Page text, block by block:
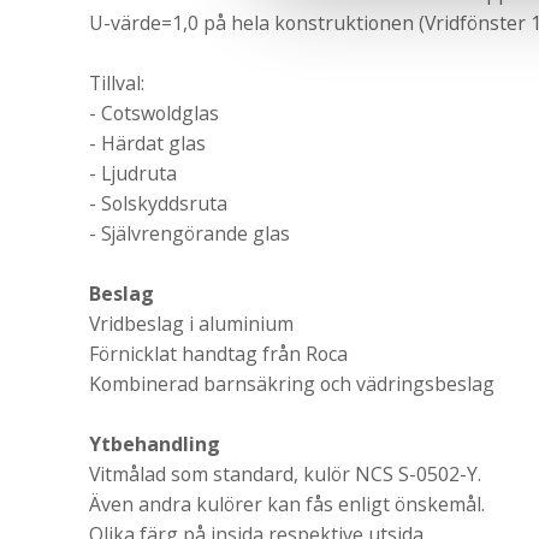
U-värde=1,0 på hela konstruktionen (Vridfönster
Tillval:
- Cotswoldglas
- Härdat glas
- Ljudruta
- Solskyddsruta
- Självrengörande glas
Beslag
Vridbeslag i aluminium
Förnicklat handtag från Roca
Kombinerad barnsäkring och vädringsbeslag
Ytbehandling
Vitmålad som standard, kulör NCS S-0502-Y.
Även andra kulörer kan fås enligt önskemål.